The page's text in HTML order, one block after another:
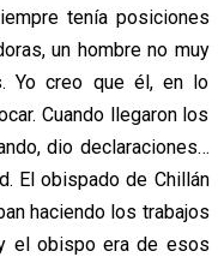
tenía posiciones
un hombre no muy
Yo creo que él, en lo
Cuando llegaron los
dio declaraciones…
El obispado de Chillán
haciendo los trabajos
el obispo era de esos